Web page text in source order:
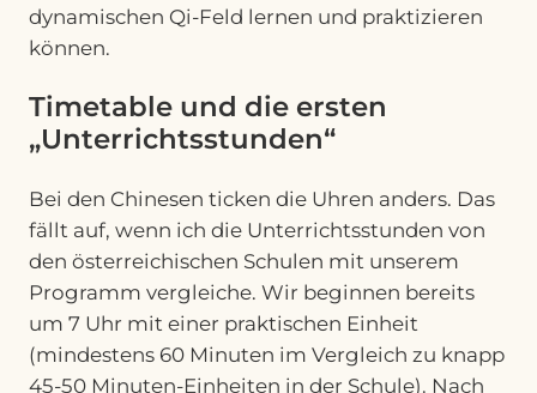
dynamischen Qi-Feld lernen und praktizieren
können.
Timetable und die ersten
„Unterrichtsstunden“
Bei den Chinesen ticken die Uhren anders. Das
fällt auf, wenn ich die Unterrichtsstunden von
den österreichischen Schulen mit unserem
Programm vergleiche. Wir beginnen bereits
um 7 Uhr mit einer praktischen Einheit
(mindestens 60 Minuten im Vergleich zu knapp
45-50 Minuten-Einheiten in der Schule). Nach